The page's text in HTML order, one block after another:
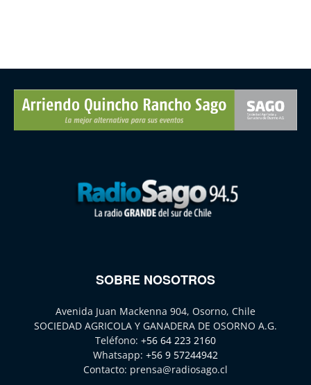
SOBRE NOSOTROS
Avenida Juan Mackenna 904, Osorno, Chile
SOCIEDAD AGRICOLA Y GANADERA DE OSORNO A.G.
Teléfono: +56 64 223 2160
Whatsapp: +56 9 57244942
Contacto: prensa@radiosago.cl